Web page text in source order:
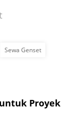
Sewa Genset
Proyek